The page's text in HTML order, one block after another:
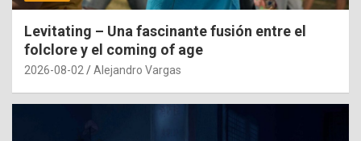
Levitating – Una fascinante fusión entre el
folclore y el coming of age
2026-08-02 Alejandro Vargas